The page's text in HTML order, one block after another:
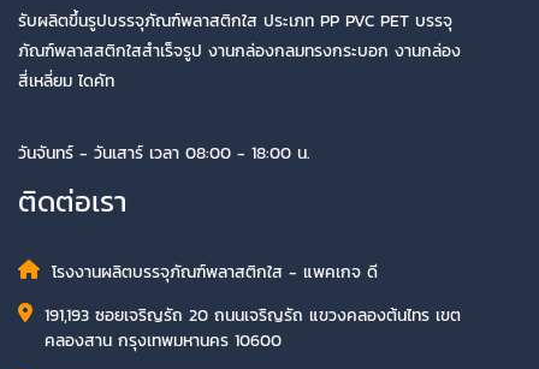
รับผลิตขึ้นรูปบรรจุภัณฑ์พลาสติกใส ประเภท PP PVC PET บรรจุ
ภัณฑ์พลาสสติกใสสำเร็จรูป งานกล่องกลมทรงกระบอก งานกล่อง
สี่เหลี่ยม ไดคัท
วันจันทร์ - วันเสาร์ เวลา 08:00 - 18:00 น.
ติดต่อเรา
โรงงานผลิตบรรจุภัณฑ์พลาสติกใส - แพคเกจ ดี
191,193 ซอยเจริญรัถ 20 ถนนเจริญรัถ แขวงคลองต้นไทร เขต
คลองสาน กรุงเทพมหานคร 10600